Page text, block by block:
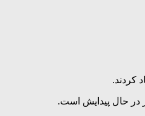
کردند.
در حال پیدایش است.